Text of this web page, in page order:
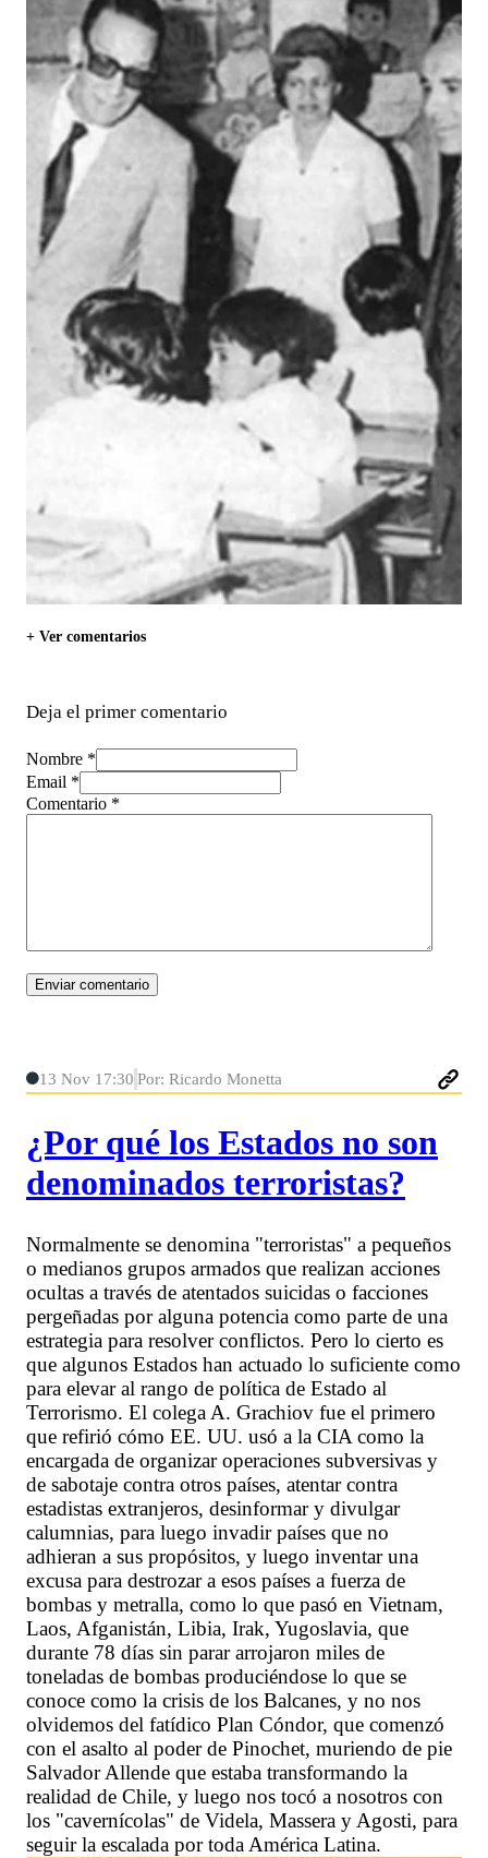
+ Ver comentarios
Deja el primer comentario
Nombre *
Email *
Comentario *
13 Nov 17:30 Por: Ricardo Monetta
¿Por qué los Estados no son
denominados terroristas?
Normalmente se denomina "terroristas" a pequeños
o medianos grupos armados que realizan acciones
ocultas a través de atentados suicidas o facciones
pergeñadas por alguna potencia como parte de una
estrategia para resolver conflictos. Pero lo cierto es
que algunos Estados han actuado lo suficiente como
para elevar al rango de política de Estado al
Terrorismo. El colega A. Grachiov fue el primero
que refirió cómo EE. UU. usó a la CIA como la
encargada de organizar operaciones subversivas y
de sabotaje contra otros países, atentar contra
estadistas extranjeros, desinformar y divulgar
calumnias, para luego invadir países que no
adhieran a sus propósitos, y luego inventar una
excusa para destrozar a esos países a fuerza de
bombas y metralla, como lo que pasó en Vietnam,
Laos, Afganistán, Libia, Irak, Yugoslavia, que
durante 78 días sin parar arrojaron miles de
toneladas de bombas produciéndose lo que se
conoce como la crisis de los Balcanes, y no nos
olvidemos del fatídico Plan Cóndor, que comenzó
con el asalto al poder de Pinochet, muriendo de pie
Salvador Allende que estaba transformando la
realidad de Chile, y luego nos tocó a nosotros con
los "cavernícolas" de Videla, Massera y Agosti, para
seguir la escalada por toda América Latina.